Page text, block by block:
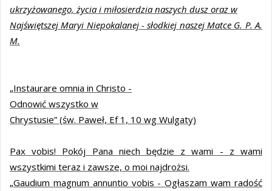
ukrzyżowanego, życia i miłosierdzia naszych dusz oraz w
Najświętszej Maryi Niepokalanej - słodkiej naszej Matce G. P. A.
M.
„Instaurare omnia in Christo -
Odnowić wszystko w
Chrystusie” (św. Paweł, Ef 1, 10 wg Wulgaty)
Pax vobis! Pokój Pana niech będzie z wami - z wami
wszystkimi teraz i zawsze, o moi najdrożsi.
„Gaudium magnum annuntio vobis - Ogłaszam wam radość